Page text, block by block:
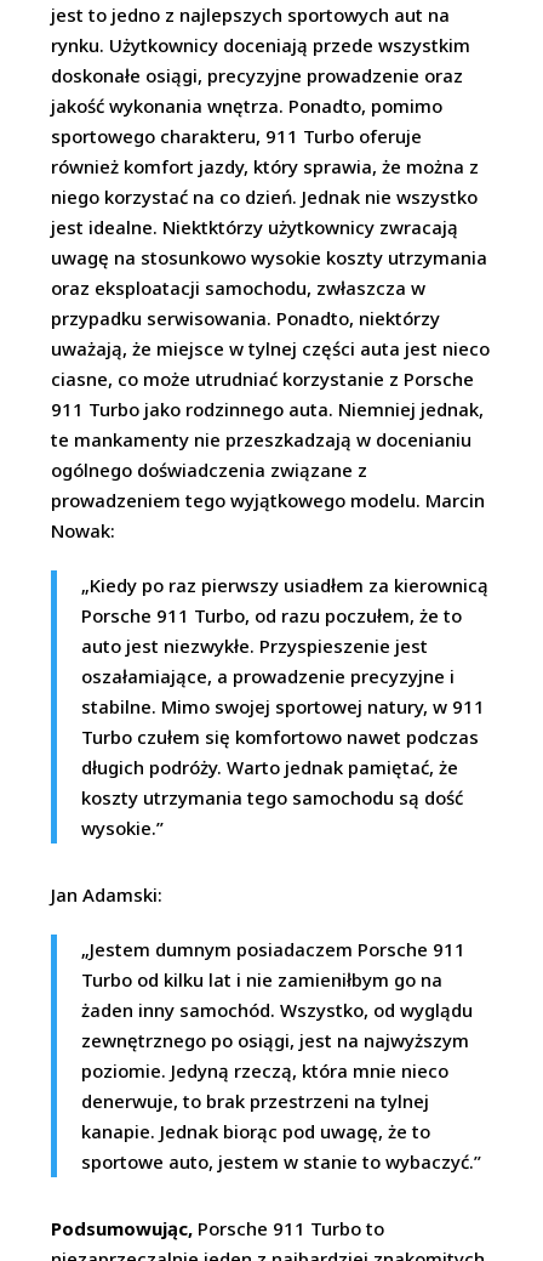
jest to jedno z najlepszych sportowych aut na
rynku. Użytkownicy doceniają przede wszystkim
doskonałe osiągi, precyzyjne prowadzenie oraz
jakość wykonania wnętrza. Ponadto, pomimo
sportowego charakteru, 911 Turbo oferuje
również komfort jazdy, który sprawia, że można z
niego korzystać na co dzień. Jednak nie wszystko
jest idealne. Niektktórzy użytkownicy zwracają
uwagę na stosunkowo wysokie koszty utrzymania
oraz eksploatacji samochodu, zwłaszcza w
przypadku serwisowania. Ponadto, niektórzy
uważają, że miejsce w tylnej części auta jest nieco
ciasne, co może utrudniać korzystanie z Porsche
911 Turbo jako rodzinnego auta. Niemniej jednak,
te mankamenty nie przeszkadzają w docenianiu
ogólnego doświadczenia związane z
prowadzeniem tego wyjątkowego modelu. Marcin
Nowak:
„Kiedy po raz pierwszy usiadłem za kierownicą
Porsche 911 Turbo, od razu poczułem, że to
auto jest niezwykłe. Przyspieszenie jest
oszałamiające, a prowadzenie precyzyjne i
stabilne. Mimo swojej sportowej natury, w 911
Turbo czułem się komfortowo nawet podczas
długich podróży. Warto jednak pamiętać, że
koszty utrzymania tego samochodu są dość
wysokie.”
Jan Adamski:
„Jestem dumnym posiadaczem Porsche 911
Turbo od kilku lat i nie zamieniłbym go na
żaden inny samochód. Wszystko, od wyglądu
zewnętrznego po osiągi, jest na najwyższym
poziomie. Jedyną rzeczą, która mnie nieco
denerwuje, to brak przestrzeni na tylnej
kanapie. Jednak biorąc pod uwagę, że to
sportowe auto, jestem w stanie to wybaczyć.”
Podsumowując, Porsche 911 Turbo to